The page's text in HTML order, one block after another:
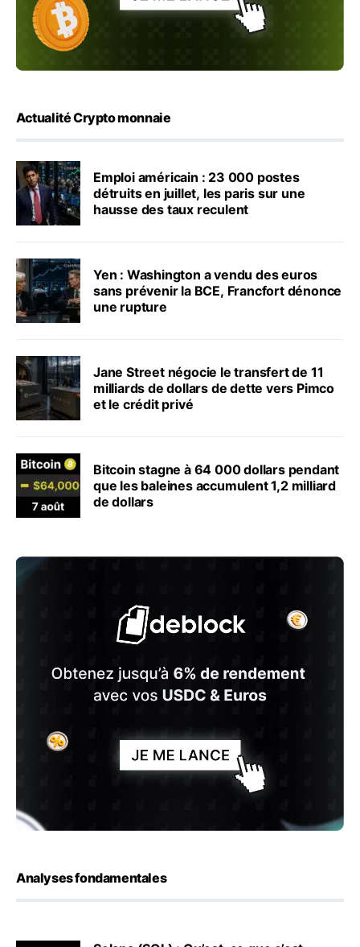
Actualité Crypto monnaie
Emploi américain : 23 000 postes
détruits en juillet, les paris sur une
hausse des taux reculent
Yen : Washington a vendu des euros
sans prévenir la BCE, Francfort dénonce
une rupture
Jane Street négocie le transfert de 11
milliards de dollars de dette vers Pimco
et le crédit privé
Bitcoin stagne à 64 000 dollars pendant
que les baleines accumulent 1,2 milliard
de dollars
Analyses fondamentales